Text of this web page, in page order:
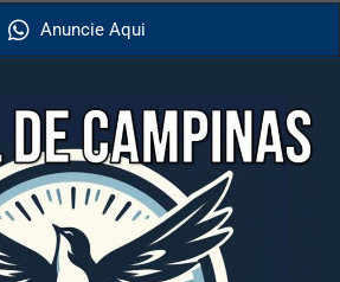
Anuncie Aqui